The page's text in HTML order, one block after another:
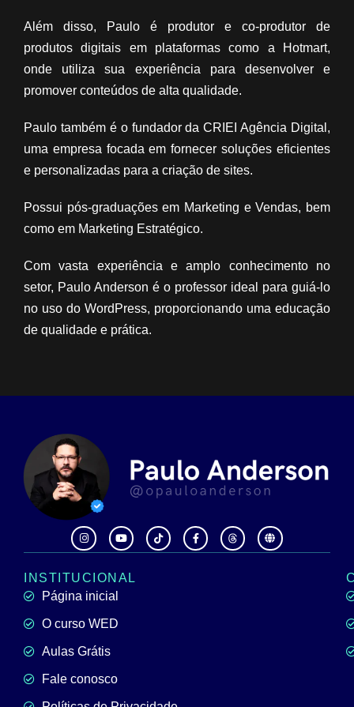
Além disso, Paulo é produtor e co-produtor de
produtos digitais em plataformas como a Hotmart,
onde utiliza sua experiência para desenvolver e
promover conteúdos de alta qualidade.
Paulo também é o fundador da CRIEI Agência Digital,
uma empresa focada em fornecer soluções eficientes
e personalizadas para a criação de sites.
Possui pós-graduações em Marketing e Vendas, bem
como em Marketing Estratégico.
Com vasta experiência e amplo conhecimento no
setor, Paulo Anderson é o professor ideal para guiá-lo
no uso do WordPress, proporcionando uma educação
de qualidade e prática.
INSTITUCIONAL
Página inicial
O curso WED
Aulas Grátis
Fale conosco